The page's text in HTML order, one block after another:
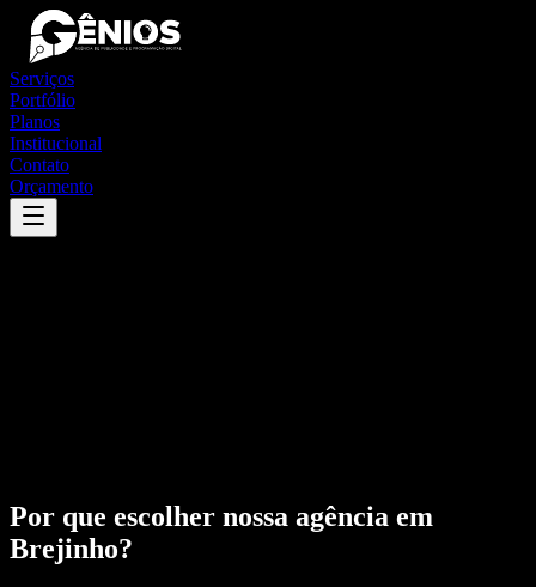
Serviços
Portfólio
Planos
Institucional
Contato
Orçamento
Por que escolher nossa agência em
Brejinho?